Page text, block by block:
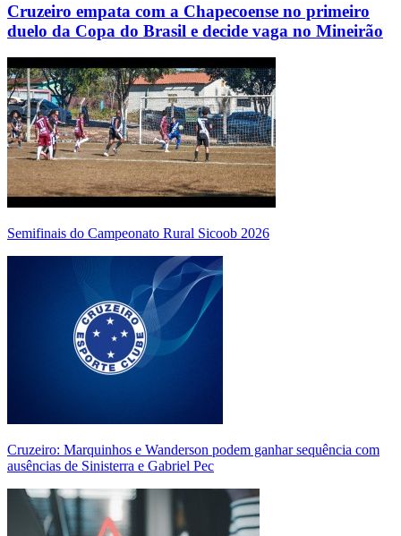
Cruzeiro empata com a Chapecoense no primeiro
duelo da Copa do Brasil e decide vaga no Mineirão
Semifinais do Campeonato Rural Sicoob 2026
Cruzeiro: Marquinhos e Wanderson podem ganhar sequência com
ausências de Sinisterra e Gabriel Pec